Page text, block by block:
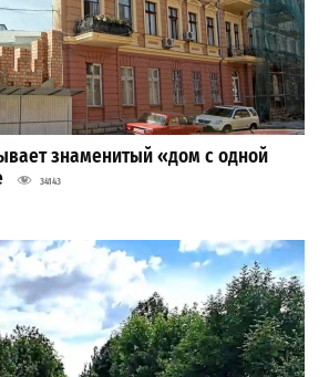
знаменитый «дом с одной
34143